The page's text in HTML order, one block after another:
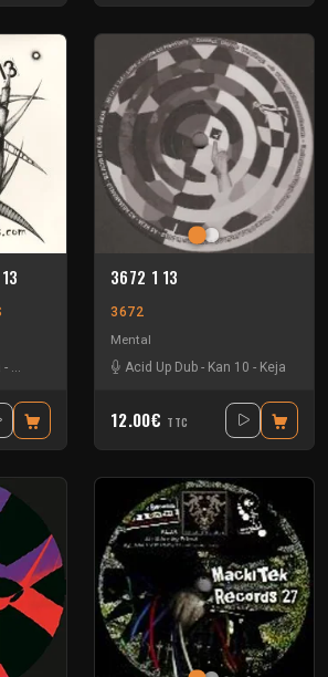
- Yarkouy
3672 1 13
3672
Mental
Acid Up Dub - Kan 10 - Keja
12.00€ TTC